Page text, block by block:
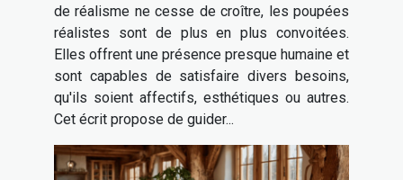
de réalisme ne cesse de croître, les poupées
réalistes sont de plus en plus convoitées.
Elles offrent une présence presque humaine et
sont capables de satisfaire divers besoins,
qu'ils soient affectifs, esthétiques ou autres.
Cet écrit propose de guider...